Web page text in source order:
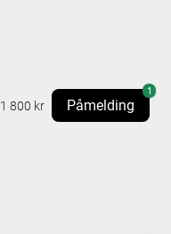
1 800 kr Påmelding
1